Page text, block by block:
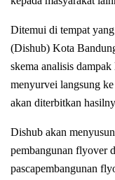
Ditemui di tempat
(Dishub) Kota
skema analisis
menyurvei langsung
akan diterbitkan
Dishub akan
pembangunan flyover
pascapembangunan